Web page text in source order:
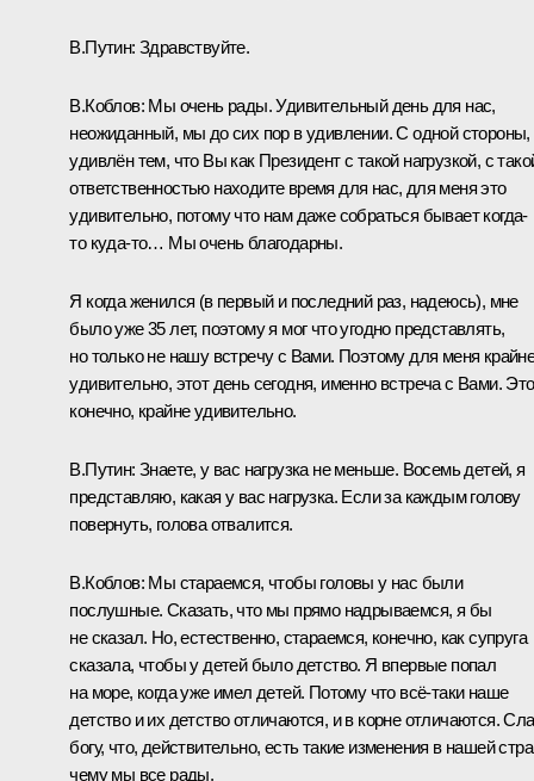
В.Путин: Здравствуйте.
В.Коблов: Мы очень рады. Удивительный день для нас,
неожиданный, мы до сих пор в удивлении. С одной стороны,
удивлён тем, что Вы как Президент с такой нагрузкой, с
ответственностью находите время для нас, для меня это
удивительно, потому что нам даже собраться бывает когда-
то куда-то… Мы очень благодарны.
Я когда женился (в первый и последний раз, надеюсь), мне
было уже 35 лет, поэтому я мог что угодно представлять,
но только не нашу встречу с Вами. Поэтому для меня
удивительно, этот день сегодня, именно встреча с Вами.
конечно, крайне удивительно.
В.Путин: Знаете, у вас нагрузка не меньше. Восемь детей, я
представляю, какая у вас нагрузка. Если за каждым голову
повернуть, голова отвалится.
В.Коблов: Мы стараемся, чтобы головы у нас были
послушные. Сказать, что мы прямо надрываемся, я бы
не сказал. Но, естественно, стараемся, конечно, как супруга
сказала, чтобы у детей было детство. Я впервые попал
на море, когда уже имел детей. Потому что всё-таки наше
детство и их детство отличаются, и в корне отличаются.
богу, что, действительно, есть такие изменения в нашей
чему мы все рады.